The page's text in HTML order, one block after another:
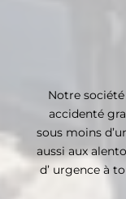
Notre
accidenté
sous moins
aussi aux
d’ urgence à